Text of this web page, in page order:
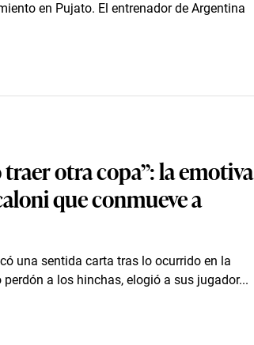
en Pujato. El entrenador de Argentina
otra copa”: la emotiva
que conmueve a
una sentida carta tras lo ocurrido en la
a los hinchas, elogió a sus jugador...